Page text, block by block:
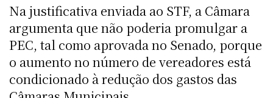
Na justificativa enviada ao STF, a Câmara
argumenta que não poderia promulgar a
PEC, tal como aprovada no Senado, porque
o aumento no número de vereadores está
condicionado à redução dos gastos das